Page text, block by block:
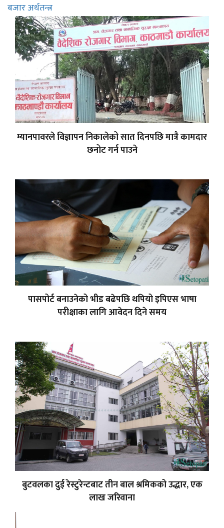
बजार अर्थतन्त्र
म्यानपावरले विज्ञापन निकालेको सात दिनपछि मात्रै कामदार
छनोट गर्न पाउने
पासपोर्ट बनाउनेको भीड बढेपछि थपियो इपिएस भाषा
परीक्षाका लागि आवेदन दिने समय
बुटवलका दुई रेस्टुरेन्टबाट तीन बाल श्रमिकको उद्धार, एक
लाख जरिवाना